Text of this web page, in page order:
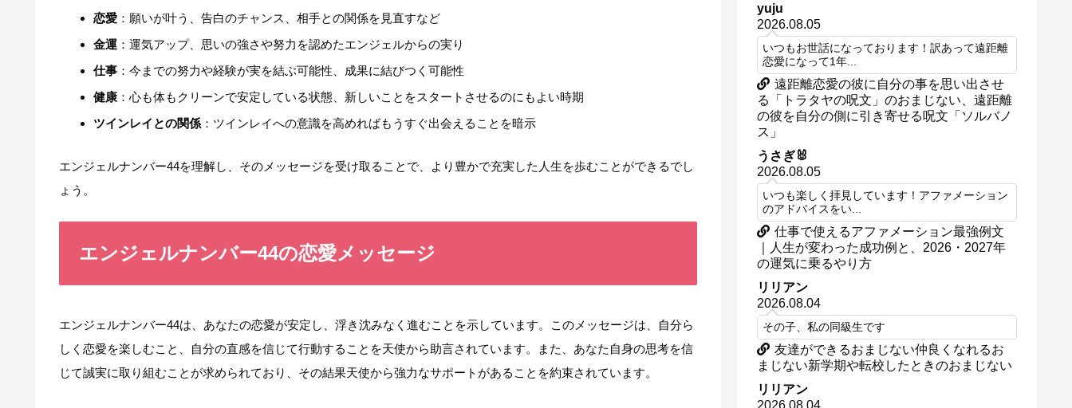
恋愛 ：願いが叶う、告白のチャンス、相手との関係を見直すなど
金運 ：運気アップ、思いの強さや努力を認めたエンジェルからの実り
仕事 ：今までの努力や経験が実を結ぶ可能性、成果に結びつく可能性
健康：心も体もクリーンで安定している状態、新しいことをスタートさせるのにもよい時期
ツインレイとの関係：ツインレイへの意識を高めればもうすぐ出会えることを暗示
エンジェルナンバー44を理解し、そのメッセージを受け取ることで、より豊かで充実した人生を歩むことができるでし
ょう。
エンジェルナンバー44の恋愛メッセージ
エンジェルナンバー44は、あなたの恋愛が安定し、浮き沈みなく進むことを示しています。このメッセージは、自分ら
しく恋愛を楽しむこと、自分の直感を信じて行動することを天使から助言されています。また、あなた自身の思考を信
じて誠実に取り組むことが求められており、その結果天使から強力なサポートがあることを約束されています。
yuju
2026.08.05
いつもお世話になっております！訳あって遠距離
恋愛になって1年...
遠距離恋愛の彼に自分の事を思い出させ
る「トラタヤの呪文」のおまじない、遠距離
の彼を自分の側に引き寄せる呪文「ソルバノ
ス」
うさぎ🐰
2026.08.05
いつも楽しく拝見しています！アファメーション
のアドバイスをい...
仕事で使えるアファメーション最強例文
｜人生が変わった成功例と、2026・2027年
の運気に乗るやり方
リリアン
2026.08.04
その子、私の同級生です
友達ができるおまじない仲良くなれるお
まじない新学期や転校したときのおまじない
リリアン
2026.08.04